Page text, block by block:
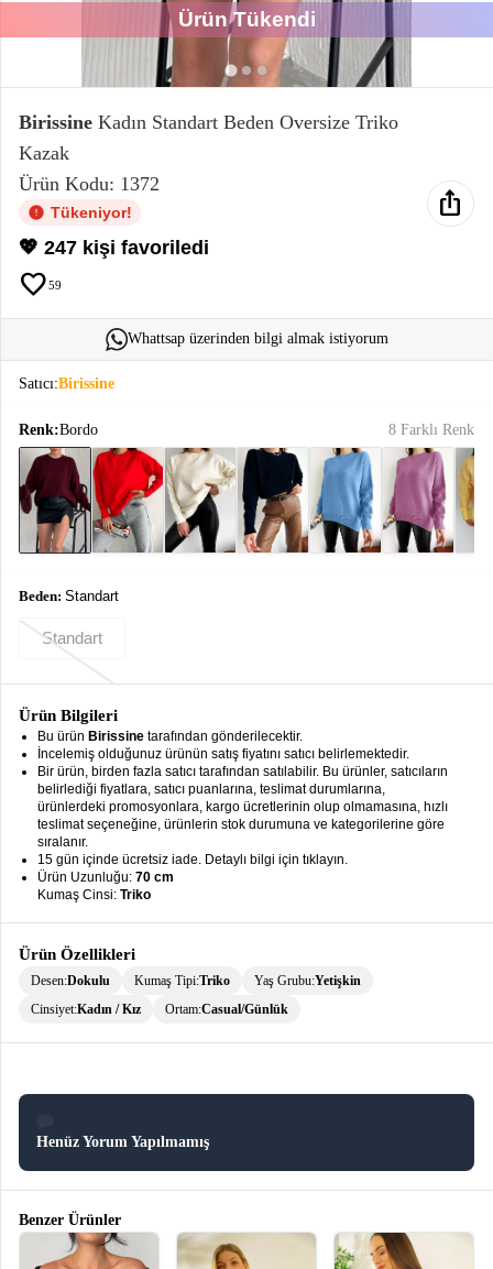
Sweatshirt
Ev
Giyim keyboard_arrow_down
Takımlarkeyboard_arrow_down
Elbise
Alt
keyboard_arrow_down
Giyim
Tesettür
Giyim keyboard_arrow_down
Büyük
Bedenkeyboard_arrow_down
Giyimkeyboard_arrow_down
Ürün Tükendi
Birissine Kadın Standart Beden Oversize Triko
Kazak
Ürün Kodu: 1372
Tükeniyor!
💖 247 kişi favoriledi
favorite59
ios_share
Whattsap üzerinden bilgi almak istiyorum
Satıcı:Birissine
Renk:Bordo 8 Farklı Renk
Beden: Standart
Standart
Ürün Bilgileri
Bu ürün Birissine tarafından gönderilecektir.
İncelemiş olduğunuz ürünün satış fiyatını satıcı belirlemektedir.
Bir ürün, birden fazla satıcı tarafından satılabilir. Bu ürünler, satıcıların
belirlediği fiyatlara, satıcı puanlarına, teslimat durumlarına,
ürünlerdeki promosyonlara, kargo ücretlerinin olup olmamasına, hızlı
teslimat seçeneğine, ürünlerin stok durumuna ve kategorilerine göre
sıralanır.
15 gün içinde ücretsiz iade. Detaylı bilgi için tıklayın.
Ürün Uzunluğu: 70 cm
Kumaş Cinsi: Triko
Ürün Özellikleri
Desen:Dokulu Kumaş Tipi:Triko Yaş Grubu:Yetişkin
Cinsiyet:Kadın / Kız Ortam:Casual/Günlük
Henüz Yorum Yapılmamış
Benzer Ürünler